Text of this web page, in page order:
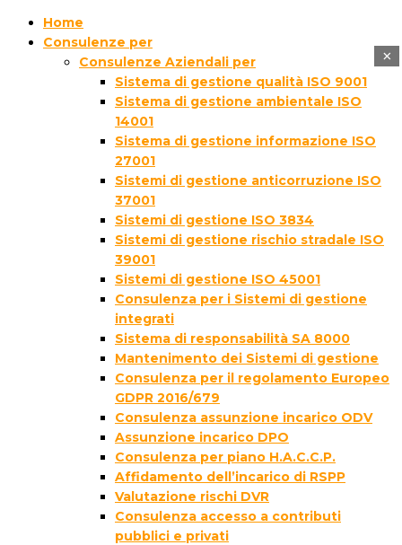
Home
Consulenze per
Consulenze Aziendali per
Sistema di gestione qualità ISO 9001
Sistema di gestione ambientale ISO
14001
Sistema di gestione informazione ISO
27001
Sistemi di gestione anticorruzione ISO
37001
Sistemi di gestione ISO 3834
Sistemi di gestione rischio stradale ISO
39001
Sistemi di gestione ISO 45001
Consulenza per i Sistemi di gestione
integrati
Sistema di responsabilità SA 8000
Mantenimento dei Sistemi di gestione
Consulenza per il regolamento Europeo
GDPR 2016/679
Consulenza assunzione incarico ODV
Assunzione incarico DPO
Consulenza per piano H.A.C.C.P.
Affidamento dell’incarico di RSPP
Valutazione rischi DVR
Consulenza accesso a contributi
pubblici e privati
×